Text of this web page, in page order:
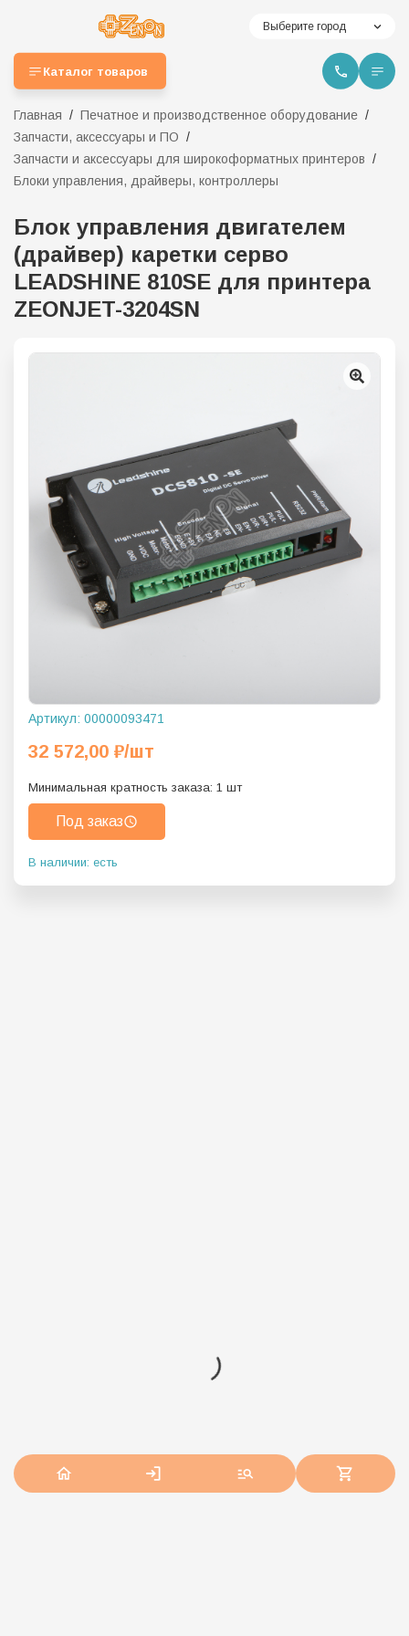
Выберите город
Каталог товаров
Главная
Печатное и производственное оборудование
Запчасти, аксессуары и ПО
Запчасти и аксессуары для широкоформатных принтеров
Блоки управления, драйверы, контроллеры
Блок управления двигателем
(драйвер) каретки серво
LEADSHINE 810SE для принтера
ZEONJET-3204SN
Артикул: 00000093471
32 572,00 ₽/шт
Минимальная кратность заказа: 1 шт
Под заказ
В наличии: есть